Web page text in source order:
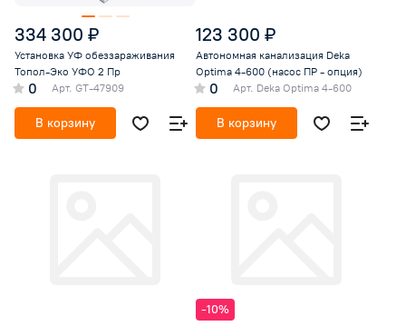
334 300 ₽
Установка УФ обеззараживания
Топол-Эко УФО 2 Пр
0 Арт. GT-47909
В корзину
123 300 ₽
Автономная канализация Deka
Optima 4-600 (насос ПР - опция)
0 Арт. Deka Optima 4-600
В корзину
-10%